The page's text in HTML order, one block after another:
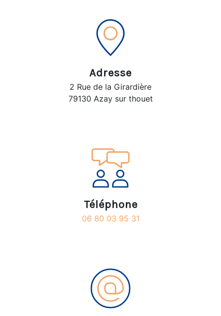
Adresse
2 Rue de la Girardière
79130 Azay sur thouet
Téléphone
06 80 03 95 31